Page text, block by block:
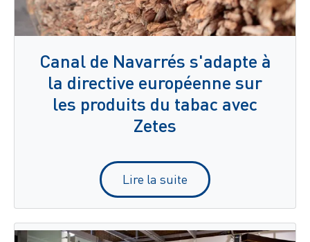
Canal de Navarrés s'adapte à
la directive européenne sur
les produits du tabac avec
Zetes
Lire la suite